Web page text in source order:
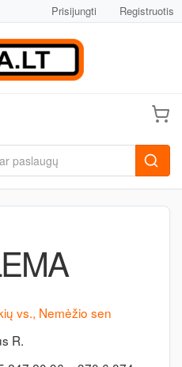
Prisijungti Registruotis
vs., Nemėžio sen
R.